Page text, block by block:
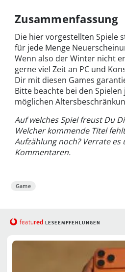
Zusammenfassung
Die hier vorgestellten Spiele
für jede Menge
Wenn also der Winter nicht
gerne viel Zeit an PC und
Dir mit diesen Games
Bitte beachte bei den
möglichen
Auf welches Spiel freust Du
Welcher kommende Titel
Aufzählung noch? Verrate es
Kommentaren.
Game
featured LESEEMPFEHLUNGEN